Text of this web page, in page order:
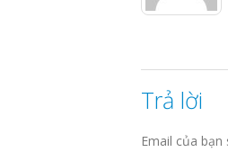
Trả lời
Email của